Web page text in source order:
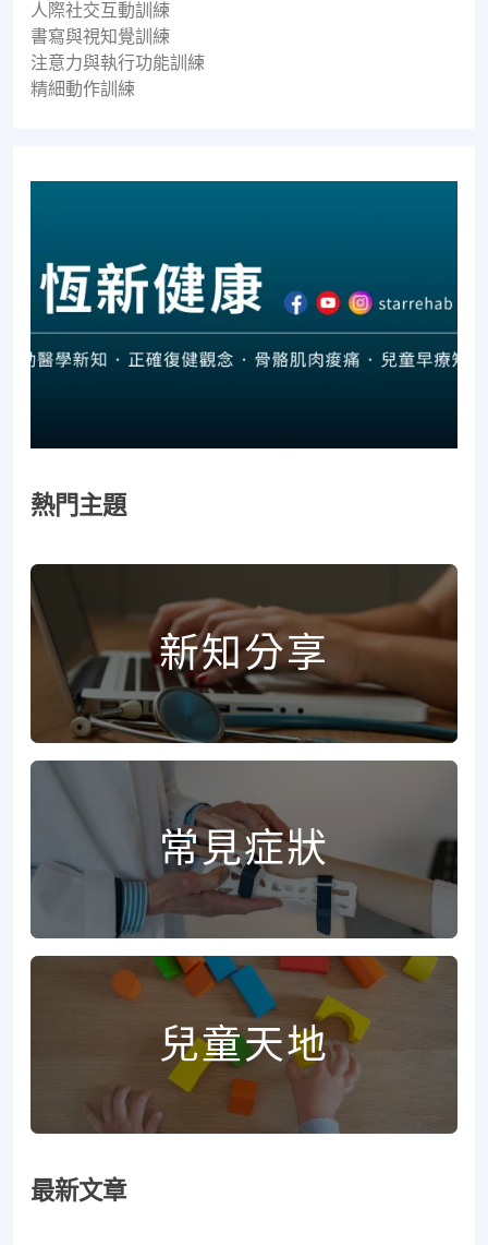
人際社交互動訓練
書寫與視知覺訓練
注意力與執行功能訓練
精細動作訓練
熱門主題
新知分享
常見症狀
兒童天地
最新文章